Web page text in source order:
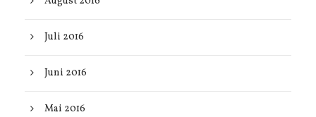
Juli 2016
Juni 2016
Mai 2016